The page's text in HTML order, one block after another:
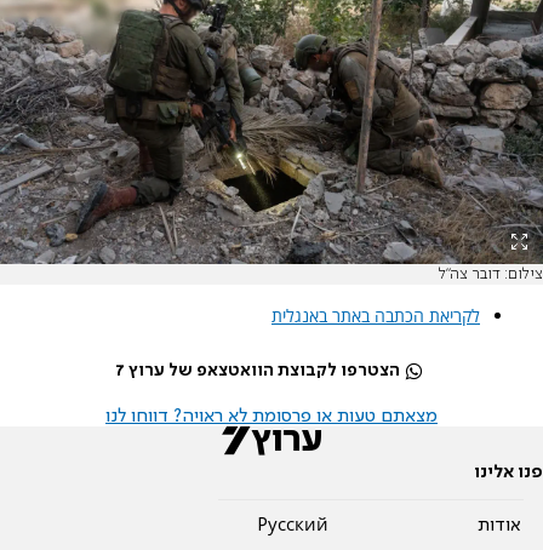
צילום: דובר צה"ל
לקריאת הכתבה באתר באנגלית
הצטרפו לקבוצת הוואטצאפ של ערוץ 7
מצאתם טעות או פרסומת לא ראויה? דווחו לנו
פנו אלינו
אודות
Pусский